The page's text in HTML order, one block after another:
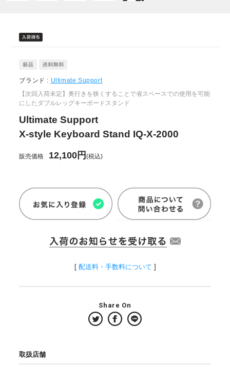
ブランド : Ultimate Support
【次回入荷未定】奥行きを狭くすることで省スペースでの使用を可能
にしたダブルレッグキーボードスタンド
Ultimate Support
X-style Keyboard Stand IQ-X-2000
販売価格 12,100円(税込)
[ 配送料・手数料について ]
Share On
取扱店舗